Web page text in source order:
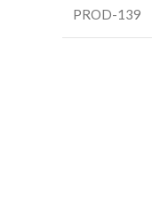
PROD-139